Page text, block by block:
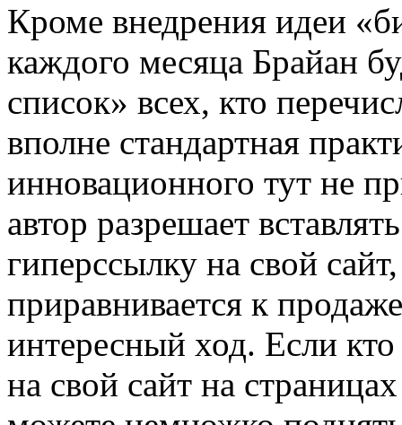
Кроме внедрения идеи
каждого месяца Брайан
список» всех, кто
вполне стандартная
инновационного тут не
автор разрешает
гиперссылку на свой
приравнивается к
интересный ход. Если
на свой сайт на